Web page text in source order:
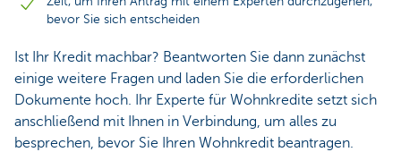
bevor Sie sich entscheiden
Ist Ihr Kredit machbar? Beantworten Sie dann zunächst
einige weitere Fragen und laden Sie die erforderlichen
Dokumente hoch. Ihr Experte für Wohnkredite setzt sich
anschließend mit Ihnen in Verbindung, um alles zu
besprechen, bevor Sie Ihren Wohnkredit beantragen.